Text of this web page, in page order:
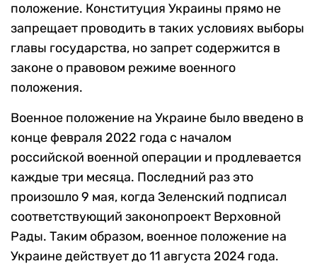
положение. Конституция Украины прямо не
запрещает проводить в таких условиях выборы
главы государства, но запрет содержится в
законе о правовом режиме военного
положения.
Военное положение на Украине было введено в
конце февраля 2022 года с началом
российской военной операции и продлевается
каждые три месяца. Последний раз это
произошло 9 мая, когда Зеленский подписал
соответствующий законопроект Верховной
Рады. Таким образом, военное положение на
Украине действует до 11 августа 2024 года.